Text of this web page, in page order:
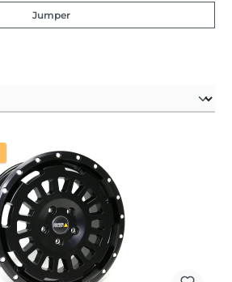
Jumper